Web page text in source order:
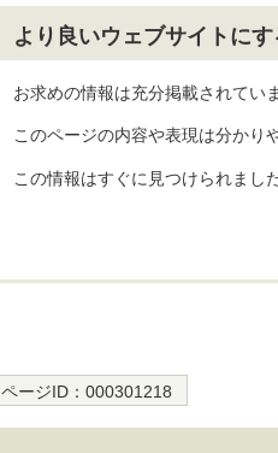
より良いウェブサイトに
お求めの情報は充分掲載されてい
このページの内容や表現は分かり
この情報はすぐに見つけられまし
ページID： 000301218